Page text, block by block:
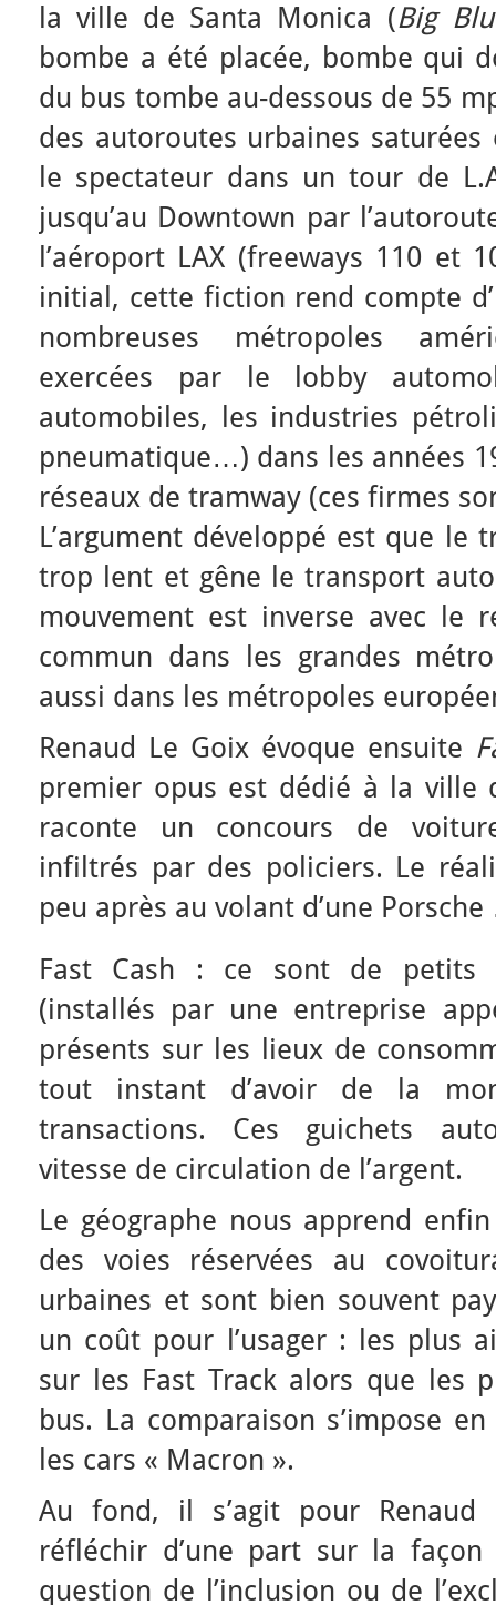
la ville de Santa Monica (Big
bombe a été placée, bombe qui
du bus tombe au-dessous de 55
des autoroutes urbaines
le spectateur dans un tour de
jusqu’au Downtown par
l’aéroport LAX (freeways 110 et
initial, cette fiction rend compte
nombreuses métropoles
exercées par le lobby
automobiles, les industries
pneumatique…) dans les années
réseaux de tramway (ces firmes
L’argument développé est que le
trop lent et gêne le transport
mouvement est inverse avec le
commun dans les grandes
aussi dans les métropoles
Renaud Le Goix évoque ensuite
premier opus est dédié à la ville
raconte un concours de
infiltrés par des policiers. Le
peu après au volant d’une
Fast Cash : ce sont de petits
(installés par une entreprise
présents sur les lieux de
tout instant d’avoir de la
transactions. Ces guichets
vitesse de circulation de l’argent.
Le géographe nous apprend
des voies réservées au
urbaines et sont bien souvent
un coût pour l’usager : les plus
sur les Fast Track alors que les
bus. La comparaison s’impose
les cars « Macron ».
Au fond, il s’agit pour
réfléchir d’une part sur la
question de l’inclusion ou de